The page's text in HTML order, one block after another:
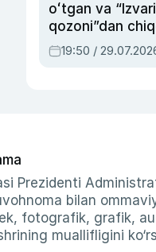
oʻtgan va
qozoni”dan
qahramon —
armiyasi bosh
19:50 /
Prezidenti
bilan
fotografik, grafik,
muallifligini